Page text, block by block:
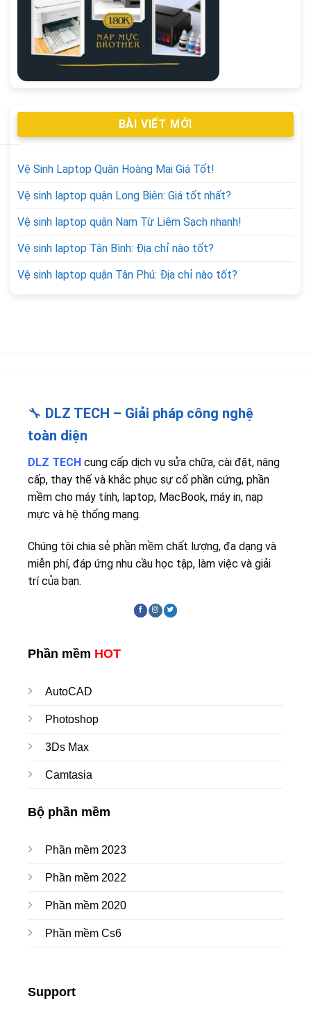
BÀI VIẾT MỚI
Vệ Sinh Laptop Quận Hoàng Mai Giá Tốt!
Vệ sinh laptop quận Long Biên: Giá tốt nhất?
Vệ sinh laptop quận Nam Từ Liêm Sạch nhanh!
Vệ sinh laptop Tân Bình: Địa chỉ nào tốt?
Vệ sinh laptop quận Tân Phú: Địa chỉ nào tốt?
🔧 DLZ TECH – Giải pháp công nghệ
toàn diện
DLZ TECH cung cấp dịch vụ sửa chữa, cài đặt, nâng
cấp, thay thế và khắc phục sự cố phần cứng, phần
mềm cho máy tính, laptop, MacBook, máy in, nạp
mực và hệ thống mạng.
Chúng tôi chia sẻ phần mềm chất lượng, đa dạng và
miễn phí, đáp ứng nhu cầu học tập, làm việc và giải
trí của bạn.
Phần mềm HOT
AutoCAD
Photoshop
3Ds Max
Camtasia
Bộ phần mềm
Phần mềm 2023
Phần mềm 2022
Phần mềm 2020
Phần mềm Cs6
Support